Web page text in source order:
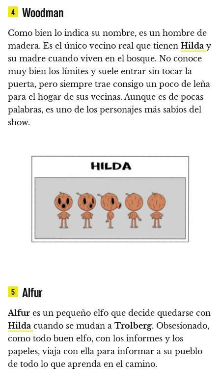
4 Woodman
Como bien lo indica su nombre, es un hombre de
madera. Es el único vecino real que tienen Hilda y
su madre cuando viven en el bosque. No conoce
muy bien los límites y suele entrar sin tocar la
puerta, pero siempre trae consigo un poco de leña
para el hogar de sus vecinas. Aunque es de pocas
palabras, es uno de los personajes más sabios del
show.
5 Alfur
Alfur es un pequeño elfo que decide quedarse con
Hilda cuando se mudan a Trolberg. Obsesionado,
como todo buen elfo, con los informes y los
papeles, viaja con ella para informar a su pueblo
de todo lo que aprenda en el camino.